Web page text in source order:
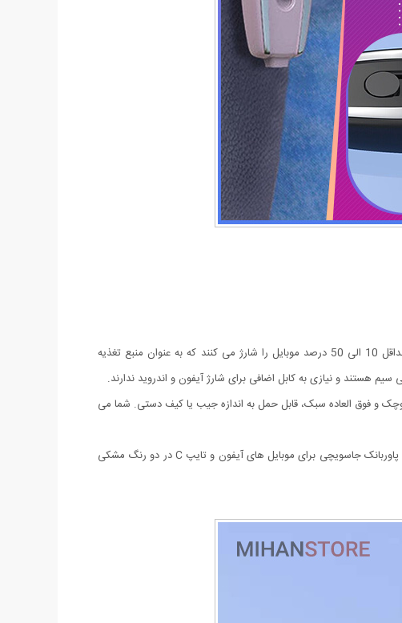
این پاوربانک ها می توانند نیاز شارژ شما را در زمان ضروری برآورده کنند. شارژر تلفن قابل حمل سبک و بامزه آیفون و تایپ C عمدتاً حداقل 10 الی 50 درصد موبایل را شارژ می کنند که به عنوان منبع تغذیه
هستند و نیازی به کابل اضافی برای شارژ آیفون و اندروید ندارند.
50 گرم برای آویزان کردن روی حلقه کلید، بسیار کوچک و فوق العاده سبک، قابل حمل به اندازه جیب یا کیف دستی. شما می
این محصول دارای چراغ نشانگر LED می باشد که هنگام شارژ قرمز چشمک می زند، و پس از اتمام شارژ به طور خودکار آبی می شود. مینی پاوربانک جاسویچی برای موبایل های آیفون و تایپ C در دو رنگ مشکی